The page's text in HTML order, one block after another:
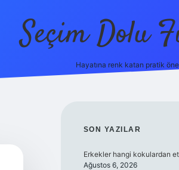
Seçim Dolu
Hayatına renk katan pratik
SIDEBAR
SON YAZILAR
Erkekler hangi kokulardan
Ağustos 6, 2026